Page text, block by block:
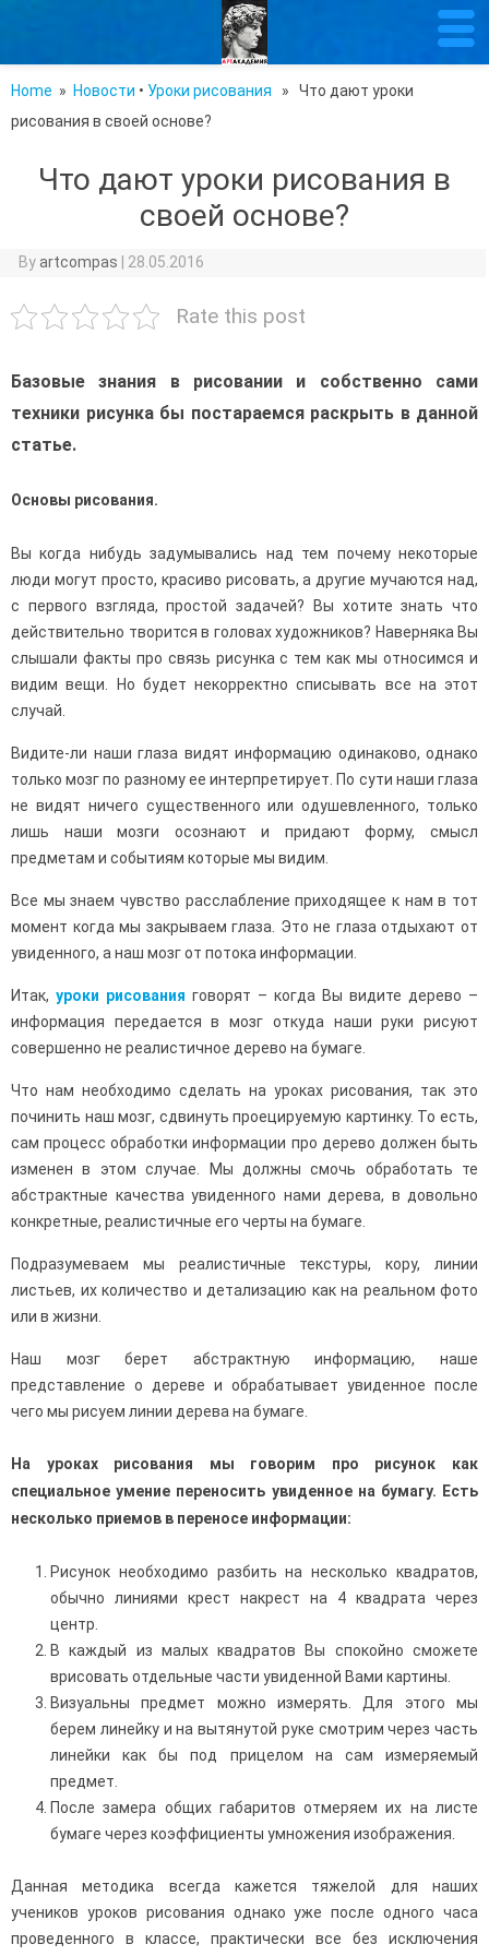
Home » Новости • Уроки рисования » Что дают уроки
рисования в своей основе?
Что дают уроки рисования в
своей основе?
Byartcompas | 28.05.2016
Rate this post
Базовые знания в рисовании и собственно сами
техники рисунка бы постараемся раскрыть в данной
статье.
Основы рисования.
Вы когда нибудь задумывались над тем почему некоторые
люди могут просто, красиво рисовать, а другие мучаются над,
с первого взгляда, простой задачей? Вы хотите знать что
действительно творится в головах художников? Наверняка Вы
слышали факты про связь рисунка с тем как мы относимся и
видим вещи. Но будет некорректно списывать все на этот
случай.
Видите-ли наши глаза видят информацию одинаково, однако
только мозг по разному ее интерпретирует. По сути наши глаза
не видят ничего существенного или одушевленного, только
лишь наши мозги осознают и придают форму, смысл
предметам и событиям которые мы видим.
Все мы знаем чувство расслабление приходящее к нам в тот
момент когда мы закрываем глаза. Это не глаза отдыхают от
увиденного, а наш мозг от потока информации.
Итак, уроки рисования говорят – когда Вы видите дерево –
информация передается в мозг откуда наши руки рисуют
совершенно не реалистичное дерево на бумаге.
Что нам необходимо сделать на уроках рисования, так это
починить наш мозг, сдвинуть проецируемую картинку. То есть,
сам процесс обработки информации про дерево должен быть
изменен в этом случае. Мы должны смочь обработать те
абстрактные качества увиденного нами дерева, в довольно
конкретные, реалистичные его черты на бумаге.
Подразумеваем мы реалистичные текстуры, кору, линии
листьев, их количество и детализацию как на реальном фото
или в жизни.
Наш мозг берет абстрактную информацию, наше
представление о дереве и обрабатывает увиденное после
чего мы рисуем линии дерева на бумаге.
На уроках рисования мы говорим про рисунок как
специальное умение переносить увиденное на бумагу. Есть
несколько приемов в переносе информации:
Рисунок необходимо разбить на несколько квадратов,
обычно линиями крест накрест на 4 квадрата через
центр.
В каждый из малых квадратов Вы спокойно сможете
врисовать отдельные части увиденной Вами картины.
Визуальны предмет можно измерять. Для этого мы
берем линейку и на вытянутой руке смотрим через часть
линейки как бы под прицелом на сам измеряемый
предмет.
После замера общих габаритов отмеряем их на листе
бумаге через коэффициенты умножения изображения.
Данная методика всегда кажется тяжелой для наших
учеников уроков рисования однако уже после одного часа
проведенного в классе, практически все без исключения